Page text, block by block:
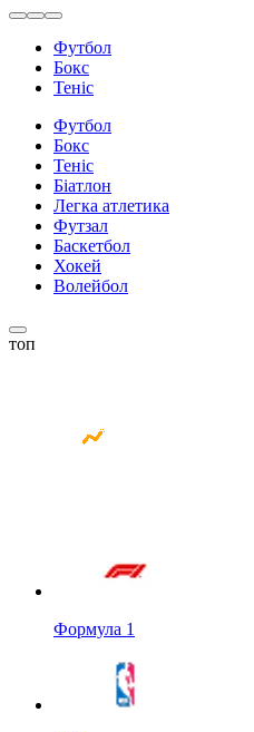
Футбол
Бокс
Теніс
Футбол
Бокс
Теніс
Біатлон
Легка атлетика
Футзал
Баскетбол
Хокей
Волейбол
топ
Формула 1